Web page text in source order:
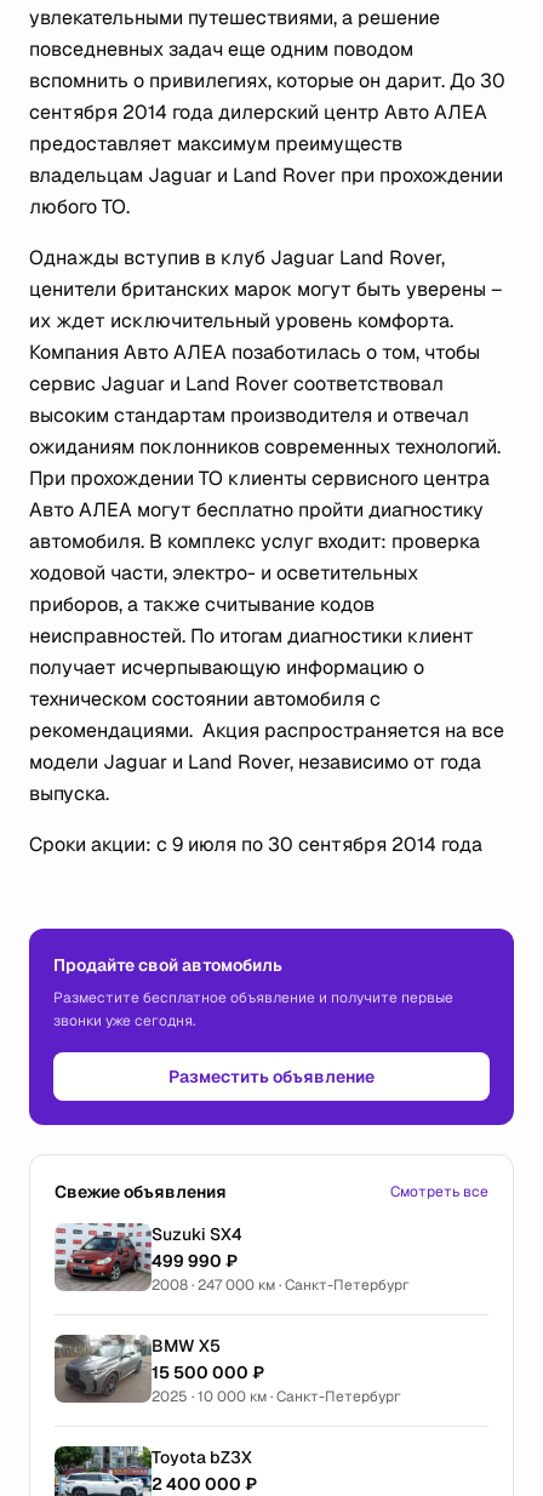
увлекательными путешествиями, а решение
повседневных задач еще одним поводом
вспомнить о привилегиях, которые он дарит. До 30
сентября 2014 года дилерский центр Авто АЛЕА
предоставляет максимум преимуществ
владельцам Jaguar и Land Rover при прохождении
любого ТО.
Однажды вступив в клуб Jaguar Land Rover,
ценители британских марок могут быть уверены –
их ждет исключительный уровень комфорта.
Компания Авто АЛЕА позаботилась о том, чтобы
сервис Jaguar и Land Rover соответствовал
высоким стандартам производителя и отвечал
ожиданиям поклонников современных технологий.
При прохождении ТО клиенты сервисного центра
Авто АЛЕА могут бесплатно пройти диагностику
автомобиля. В комплекс услуг входит: проверка
ходовой части, электро- и осветительных
приборов, а также считывание кодов
неисправностей. По итогам диагностики клиент
получает исчерпывающую информацию о
техническом состоянии автомобиля с
рекомендациями. Акция распространяется на все
модели Jaguar и Land Rover, независимо от года
выпуска.
Сроки акции: с 9 июля по 30 сентября 2014 года
Продайте свой автомобиль
Разместите бесплатное объявление и получите первые
звонки уже сегодня.
Разместить объявление
Свежие объявления Смотреть все
Suzuki SX4
499 990 ₽
2008 · 247 000 км · Санкт-Петербург
BMW X5
15 500 000 ₽
2025 · 10 000 км · Санкт-Петербург
Toyota bZ3X
2 400 000 ₽